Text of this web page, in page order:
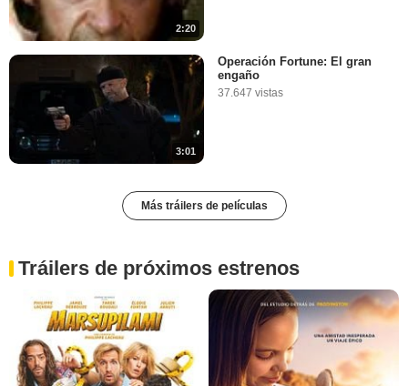
2:20
3:01
Operación Fortune: El gran
engaño
37.647 vistas
Más tráilers de películas
Tráilers de próximos estrenos